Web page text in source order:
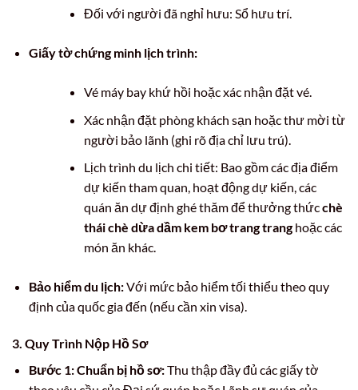
Đối với người đã nghỉ hưu: Sổ hưu trí.
Giấy tờ chứng minh lịch trình:
Vé máy bay khứ hồi hoặc xác nhận đặt vé.
Xác nhận đặt phòng khách sạn hoặc thư mời từ
người bảo lãnh (ghi rõ địa chỉ lưu trú).
Lịch trình du lịch chi tiết: Bao gồm các địa điểm
dự kiến tham quan, hoạt động dự kiến, các
quán ăn dự định ghé thăm để thưởng thứcchè
thái chè dừa dầm kem bơ trang tranghoặc các
món ăn khác.
Bảo hiểm du lịch:Với mức bảo hiểm tối thiểu theo quy
định của quốc gia đến (nếu cần xin visa).
3. Quy Trình Nộp Hồ Sơ
Bước 1: Chuẩn bị hồ sơ:Thu thập đầy đủ các giấy tờ